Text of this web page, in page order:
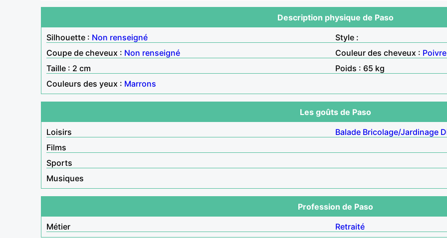
Description physique de Paso
Silhouette : Non renseigné
Style :
Coupe de cheveux : Non renseigné Couleur des cheveux :
Taille : 2 cm
Poids : 65 kg
Couleurs des yeux : Marrons
Les goûts de Paso
Loisirs
Balade Bricolage/Jardinage
Films
Sports
Musiques
Profession de Paso
Métier
Retraité